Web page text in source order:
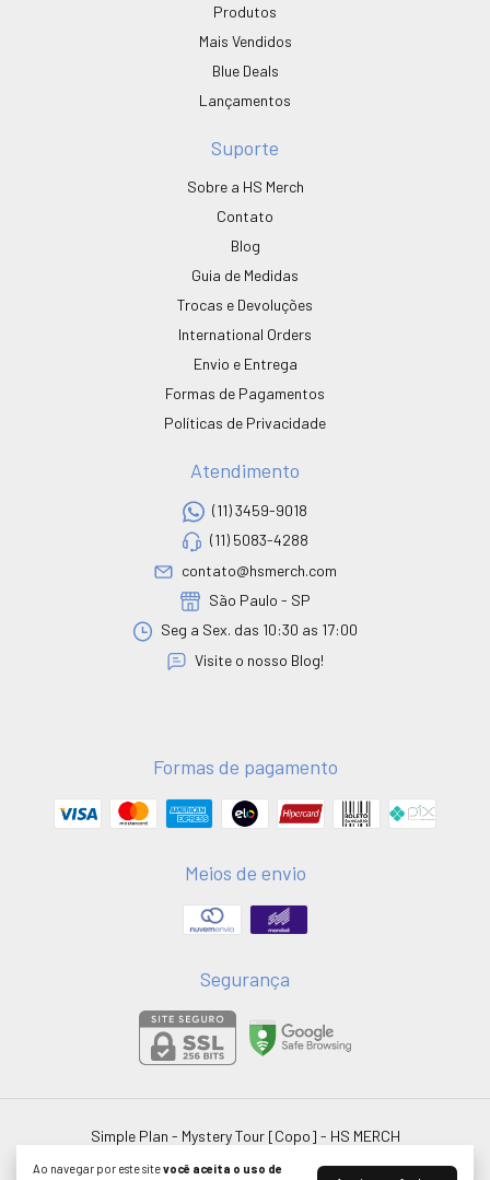
Ao navegar por este sitevocê aceita o uso de
Produtos
Mais Vendidos
Blue Deals
Lançamentos
Suporte
Sobre a HS Merch
Contato
Blog
Guia de Medidas
Trocas e Devoluções
International Orders
Envio e Entrega
Formas de Pagamentos
Políticas de Privacidade
Atendimento
(11) 3459-9018
(11) 5083-4288
contato@hsmerch.com
São Paulo - SP
Seg a Sex. das 10:30 as 17:00
Visite o nosso Blog!
Formas de pagamento
Meios de envio
Segurança
Simple Plan - Mystery Tour [Copo] - HS MERCH